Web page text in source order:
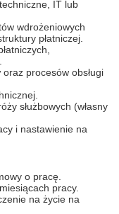
IT lub
wdrożeniowych
płatniczej.
procesów obsługi
służbowych (własny
i nastawienie na
o pracę.
pracy.
na życie na